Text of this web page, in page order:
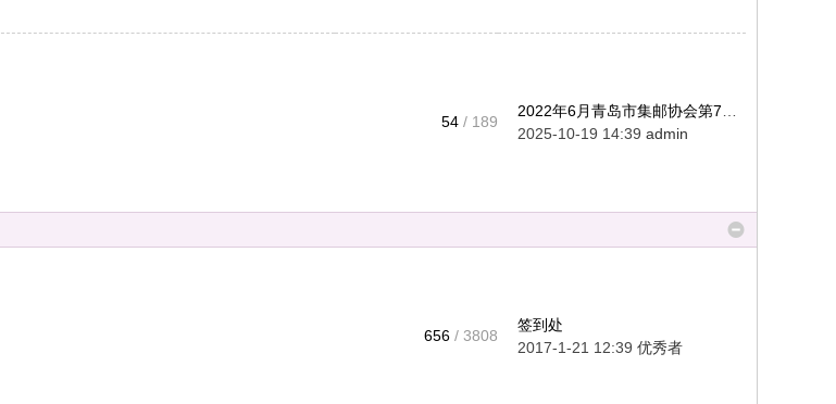
54 / 189
2025-10-19 14:39 admin
656 / 3808
签到处
2017-1-21 12:39 优秀者